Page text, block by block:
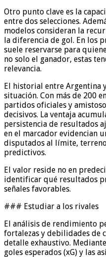
Otro punto clave es la
entre dos selecciones.
modelos consideran la
la diferencia de gol. En los
suele reservarse para
no solo el ganador, estas
relevancia.
El historial entre Argentina
situación. Con más de 200
partidos oficiales y
decisivos. La ventaja
persistencia de resultados
en el marcador evidencian
disputados al límite,
predictivos.
El valor reside no en
identificar qué resultados
señales favorables.
### Estudiar a los rivales
El análisis de rendimiento
fortalezas y debilidades de
detalle exhaustivo.
goles esperados (xG) y las